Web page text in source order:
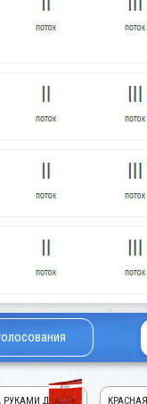
РУКАМИ ДЕТЕЙ!